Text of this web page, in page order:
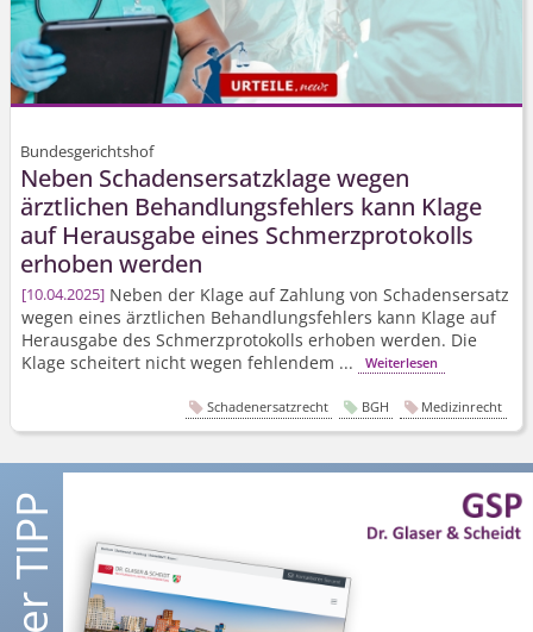
Bundesgerichtshof
Neben Schadensersatzklage wegen
ärztlichen Behandlungsfehlers kann Klage
auf Herausgabe eines Schmerzprotokolls
erhoben werden
10.04.2025 Neben der Klage auf Zahlung von Schadensersatz
wegen eines ärztlichen Behandlungsfehlers kann Klage auf
Herausgabe des Schmerzprotokolls erhoben werden. Die
Klage scheitert nicht wegen fehlendem ...
Weiterlesen
Schadenersatzrecht BGH Medizinrecht